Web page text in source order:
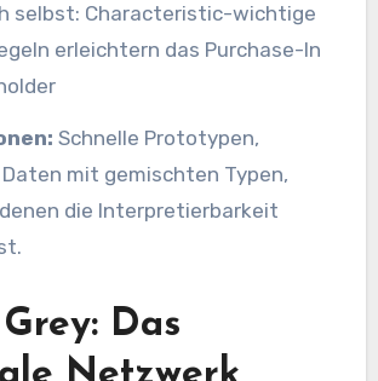
selbst: Characteristic-wichtige
erleichtern das Purchase-In
Schnelle Prototypen,
mit gemischten Typen,
die Interpretierbarkeit
Das